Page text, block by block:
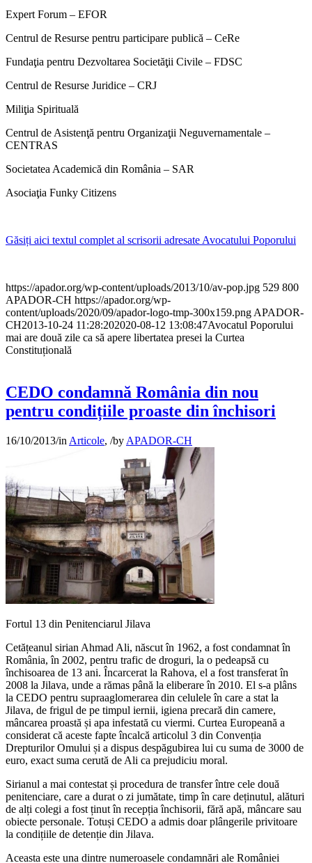
Expert Forum – EFOR
Centrul de Resurse pentru participare publică – CeRe
Fundaţia pentru Dezvoltarea Societăţii Civile – FDSC
Centrul de Resurse Juridice – CRJ
Miliţia Spirituală
Centrul de Asistenţă pentru Organizaţii Neguvernamentale –
CENTRAS
Societatea Academică din România – SAR
Asociaţia Funky Citizens
Găsiți aici textul complet al scrisorii adresate Avocatului Poporului
https://apador.org/wp-content/uploads/2013/10/av-pop.jpg 529 800
APADOR-CH https://apador.org/wp-
content/uploads/2020/09/apador-logo-tmp-300x159.png APADOR-
CH2013-10-24 11:28:202020-08-12 13:08:47Avocatul Poporului
mai are două zile ca să apere libertatea presei la Curtea
Constituțională
CEDO condamnă România din nou
pentru condițiile proaste din închisori
16/10/2013/in Articole, /by APADOR-CH
Fortul 13 din Penitenciarul Jilava
Cetățeanul sirian Ahmad Ali, născut în 1962, a fost condamnat în
România, în 2002, pentru trafic de droguri, la o pedeapsă cu
închisoarea de 13 ani. Încarcerat la Rahova, el a fost transferat în
2008 la Jilava, unde a rămas până la eliberare în 2010. El s-a plâns
la CEDO pentru supraaglomerarea din celulele în care a stat la
Jilava, de frigul de pe timpul iernii, igiena precară din camere,
mâncarea proastă și apa infestată cu viermi. Curtea Europeană a
considerat că aceste fapte încalcă articolul 3 din Convenția
Drepturilor Omului și a dispus despăgubirea lui cu suma de 3000 de
euro, exact suma cerută de Ali ca prejudiciu moral.
Sirianul a mai contestat și procedura de transfer între cele două
penitenciare, care a durat o zi jumătate, timp în care deținutul, alături
de alți colegi a fost ținut în recepția închisorii, fără apă, mâncare sau
obiecte personale. Totuși CEDO a admis doar plângerile privitoare
la condițiile de detenție din Jilava.
Aceasta este una dintre numeroasele condamnări ale României